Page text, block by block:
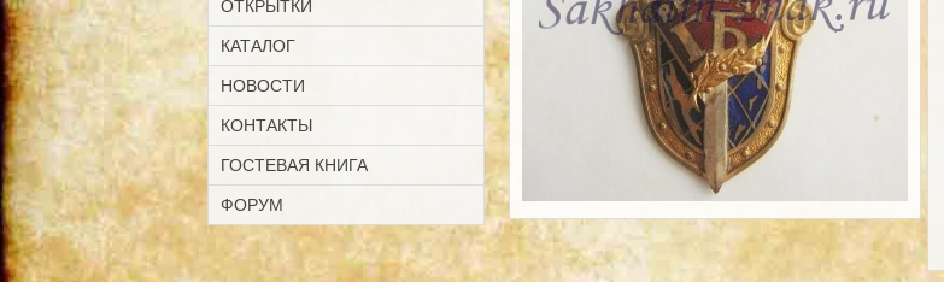
ОТКРЫТКИ
КАТАЛОГ
НОВОСТИ
КОНТАКТЫ
ГОСТЕВАЯ КНИГА
ФОРУМ